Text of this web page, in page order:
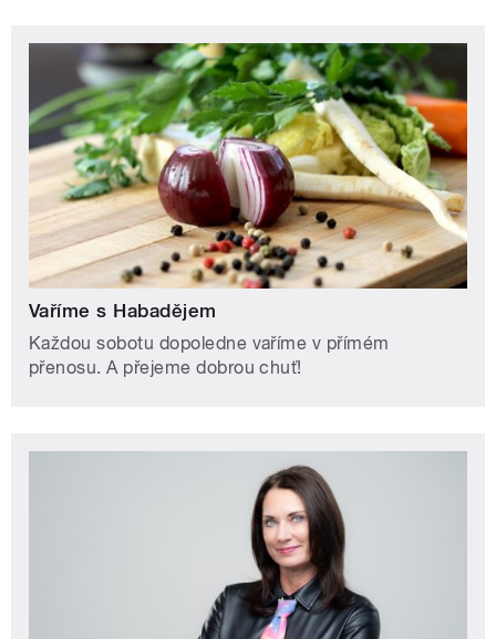
Vaříme s Habadějem
Každou sobotu dopoledne vaříme v přímém
přenosu. A přejeme dobrou chuť!